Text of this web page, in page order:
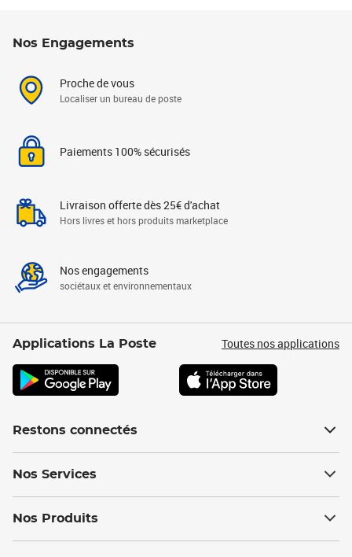
Nos Engagements
Proche de vous
Localiser un bureau de poste
Paiements 100% sécurisés
Livraison offerte dès 25€ d'achat
Hors livres et hors produits marketplace
Nos engagements
sociétaux et environnementaux
Applications La Poste Toutes nos applications
Restons connectés
Nos Services
Nos Produits